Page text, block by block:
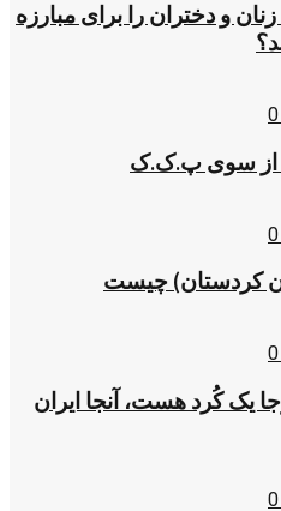
و دختران را برای مبارزه
0
از سوی پ.ک.ک
0
کردستان) چیست
0
یک کُرد هست، آنجا ایران
0